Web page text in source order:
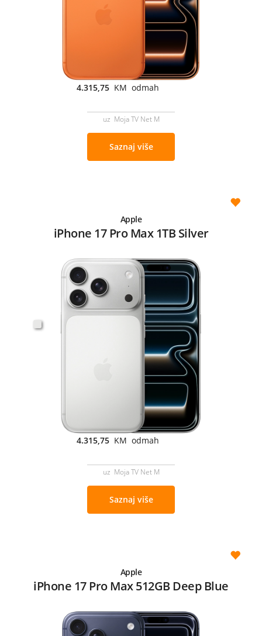
4.315,75 KM odmah
uz Moja TV Net M
Saznaj više
Apple
iPhone 17 Pro Max 1TB Silver
4.315,75 KM odmah
uz Moja TV Net M
Saznaj više
Apple
iPhone 17 Pro Max 512GB Deep Blue